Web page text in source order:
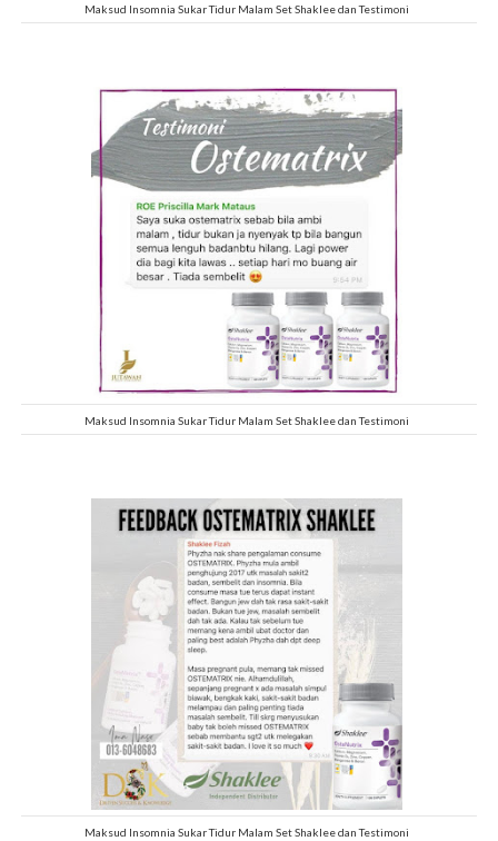
Maksud Insomnia Sukar Tidur Malam Set Shaklee dan Testimoni
Maksud Insomnia Sukar Tidur Malam Set Shaklee dan Testimoni
Maksud Insomnia Sukar Tidur Malam Set Shaklee dan Testimoni